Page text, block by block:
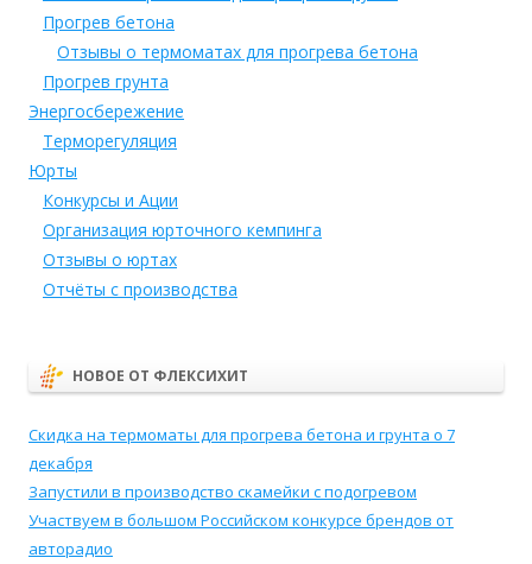
Прогрев бетона
Отзывы о термоматах для прогрева бетона
Прогрев грунта
Энергосбережение
Терморегуляция
Юрты
Конкурсы и Ации
Организация юрточного кемпинга
Отзывы о юртах
Отчёты с производства
НОВОЕ ОТ ФЛЕКСИХИТ
Скидка на термоматы для прогрева бетона и грунта о 7
декабря
Запустили в производство скамейки с подогревом
Участвуем в большом Российском конкурсе брендов от
авторадио